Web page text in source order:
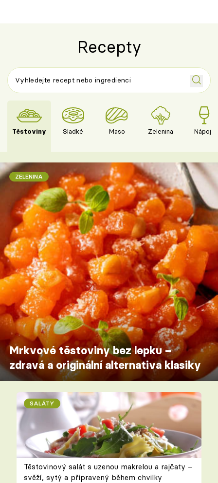
Recepty
Těstoviny Sladké Maso Zelenina Nápoje
ZELENINA
Mrkvové těstoviny bez lepku –
zdravá a originální alternativa klasiky
SALÁTY
Těstovinový salát s uzenou makrelou a rajčaty –
svěží, sytý a připravený během chvilky